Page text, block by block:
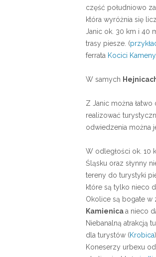
część południowo
która wyróżnia się
Janic ok. 30 km i 40
trasy piesze. (
ferrata Kocici Kameny.
W samych
Z Janic można łatwo
realizować
odwiedzenia można
W odległości ok. 10
Śląsku oraz słynny
tereny do turystyki
które są tylko nieco
Okolice są bogate w
Kamienicaa nieco
Niebanalną atrakcją
dla turystów (Krobica
Koneserzy urbexu